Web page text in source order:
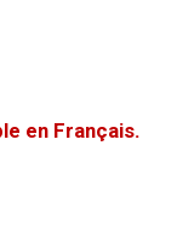
en Français.